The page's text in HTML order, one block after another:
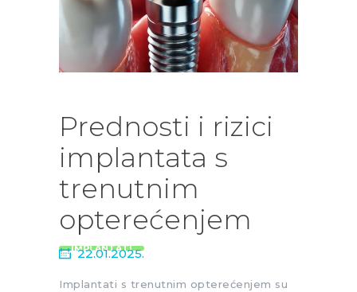
Prednosti i rizici
implantata s
trenutnim
opterećenjem
IMPLANTATI
22.01.2025.
Implantati s trenutnim opterećenjem su